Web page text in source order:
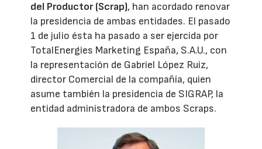
del Productor (Scrap), han acordado renovar
la presidencia de ambas entidades. El pasado
1 de julio ésta ha pasado a ser ejercida por
TotalEnergies Marketing España, S.A.U., con
la representación de Gabriel López Ruiz,
director Comercial de la compañía, quien
asume también la presidencia de SIGRAP, la
entidad administradora de ambos Scraps.